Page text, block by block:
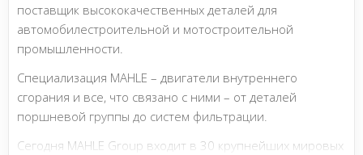
поставщик высококачественных деталей для
автомобилестроительной и мотостроительной
промышленности.
Специализация MAHLE – двигатели внутреннего
сгорания и все, что связано с ними – от деталей
поршневой группы до систем фильтрации.
Сегодня MAHLE Group входит в 30 крупнейших мировых